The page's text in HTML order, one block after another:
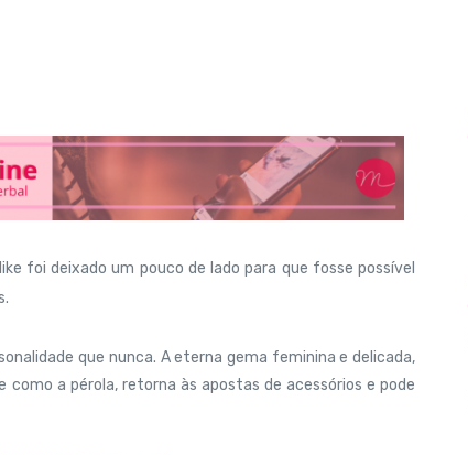
foi deixado um pouco de lado para que fosse possível
que nunca. A eterna gema feminina e delicada,
a pérola, retorna às apostas de acessórios e pode